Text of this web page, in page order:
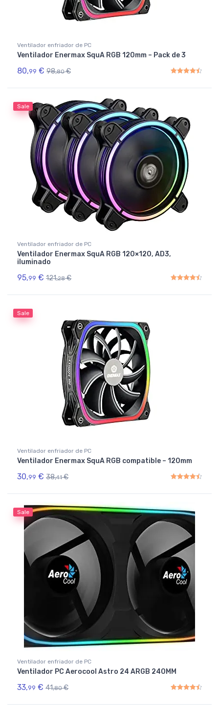
Ventilador enfriador de PC
Ventilador Enermax SquA RGB 120mm – Pack de 3
80,99 € 98,80 €
Sale
Ventilador enfriador de PC
Ventilador Enermax SquA RGB 120×120, AD3,
iluminado
95,99 € 121,28 €
Sale
Ventilador enfriador de PC
Ventilador Enermax SquA RGB compatible – 120mm
30,99 € 38,41 €
Sale
Ventilador enfriador de PC
Ventilador PC Aerocool Astro 24 ARGB 240MM
33,99 € 41,80 €